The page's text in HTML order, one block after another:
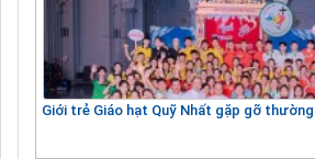
Giới trẻ Giáo hạt Quỹ Nhất gặp gỡ